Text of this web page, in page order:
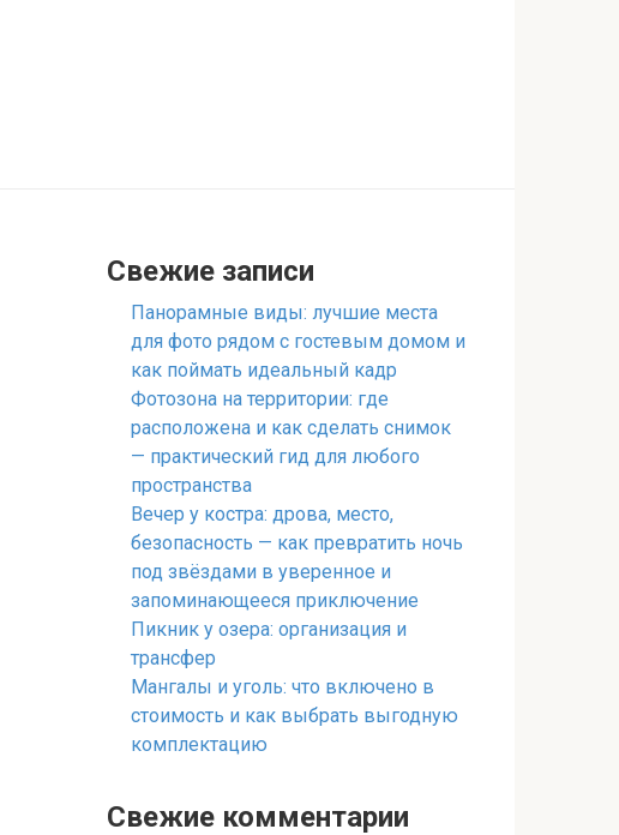
Свежие записи
Панорамные виды: лучшие места
для фото рядом с гостевым домом и
как поймать идеальный кадр
Фотозона на территории: где
расположена и как сделать снимок
— практический гид для любого
пространства
Вечер у костра: дрова, место,
безопасность — как превратить ночь
под звёздами в уверенное и
запоминающееся приключение
Пикник у озера: организация и
трансфер
Мангалы и уголь: что включено в
стоимость и как выбрать выгодную
комплектацию
Свежие комментарии